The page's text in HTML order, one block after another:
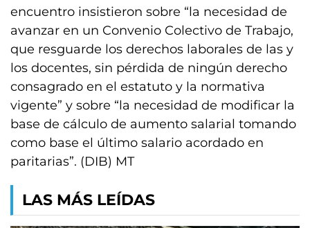
encuentro insistieron sobre “la necesidad de
avanzar en un Convenio Colectivo de Trabajo,
que resguarde los derechos laborales de las y
los docentes, sin pérdida de ningún derecho
consagrado en el estatuto y la normativa
vigente” y sobre “la necesidad de modificar la
base de cálculo de aumento salarial tomando
como base el último salario acordado en
paritarias”. (DIB) MT
LAS MÁS LEÍDAS